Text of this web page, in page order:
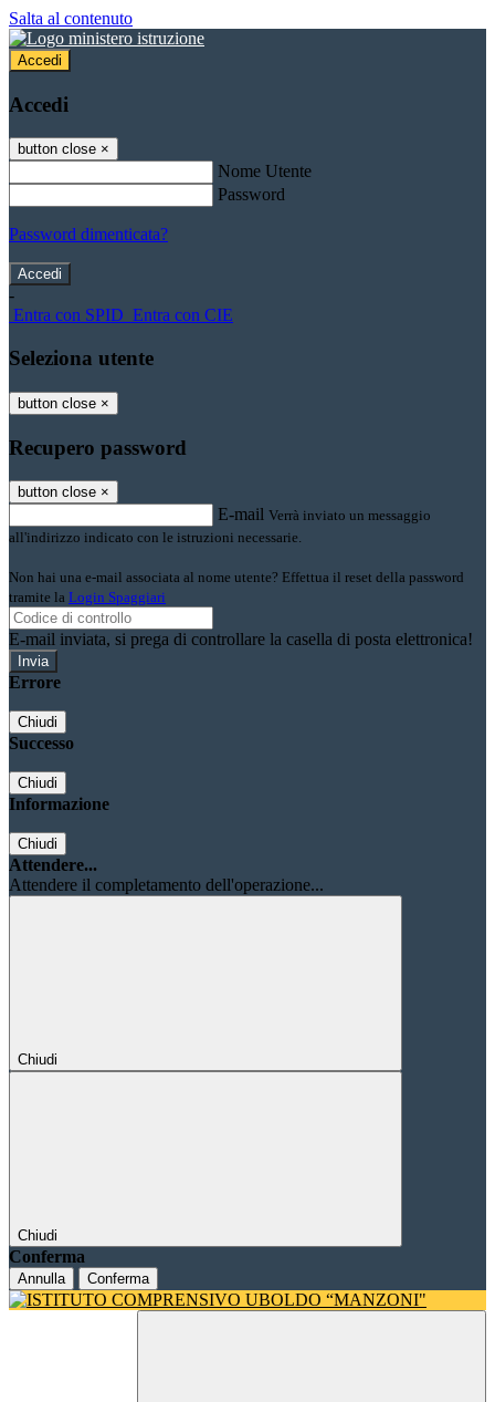
Salta al contenuto
Accedi
Accedi
button close ×
Nome Utente
Password
Password dimenticata?
-
Entra con SPID Entra con CIE
Seleziona utente
button close ×
Recupero password
button close ×
E-mail Verrà inviato un messaggio
all'indirizzo indicato con le istruzioni necessarie.
Non hai una e-mail associata al nome utente? Effettua il reset della password
tramite la Login Spaggiari
E-mail inviata, si prega di controllare la casella di posta elettronica!
Errore
Chiudi
Successo
Chiudi
Informazione
Chiudi
Attendere...
Attendere il completamento dell'operazione...
Chiudi
Chiudi
Conferma
Annulla Conferma